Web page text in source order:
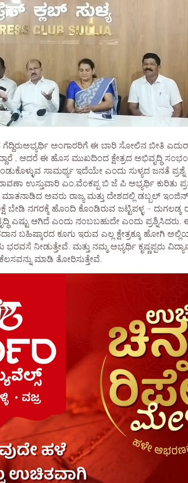
ಅಂಗಾರರಿಗೆ ಈ ಬಾರಿ ಸೋಲಿನ ಬೀತಿ
, ಆದರೆ ಈ ಹೊಸ ಮುಖದಿಂದ ಕ್ಷೇತ್ರದ ಅಭಿವೃದ್ಧಿ
ಸಾಮರ್ಥ್ಯ ಇದೆಯೇ ಎಂದು ಸುಳ್ಯದ ಜನತೆ ಪ್ರಶ್ನೆ
ಉಸ್ತುವಾರಿ ಎಂ.ವೆಂಕಪ್ಪ ಬಿ ಜೆ ಪಿ ಅಭ್ಯರ್ಥಿ ಕುರಿತು
ಮಾತನಾಡಿದ ಅವರು ರಾಜ್ಯ ಮತ್ತು ದೇಶದಲ್ಲಿ ಡಬ್ಬಲ್
ಬೇಡಿ ನಗರಕ್ಕೆ ಹೊಂದಿ ಕೊಂಡಿರುವ ಜಟ್ಟಿಪಳ್ಳ – ದುಗಲಡ್ಕ
ಎಷ್ಟು ಆಗಿದೆ ಎಂದು ನಂಬಬಹುದೇ ಎಂದು
ಬಹಿಷ್ಕಾರದ ಕೂಗು ಇರುವ ಎಲ್ಲ ಕ್ಷೇತ್ರಕ್ಕೂ ಹೋಗಿ
ನೀಡುತ್ತೇವೆ. ಮತ್ತು ನಮ್ಮ ಅಭ್ಯರ್ಥಿ ಕೃಷ್ಣಪ್ಪರು
ಮಾಡಿ ತೋರಿಸುತ್ತೇವೆ.